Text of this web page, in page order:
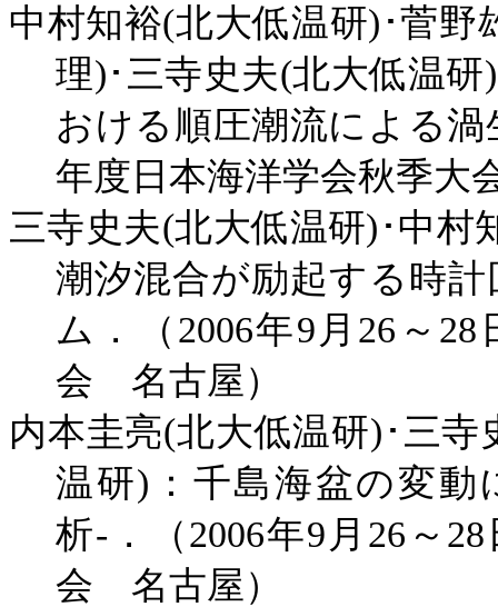
中村知裕(北大低温研) ･菅野
理)･三寺史夫(北大低温研)
おける順圧潮流による渦
年度日本海洋学会秋季
三寺史夫(北大低温研) ･中村
潮汐混合が励起する時
ム．（ 2006年9 月 26 ～ 28
会 名古屋）
内本圭亮(北大低温研) ･三寺
温研) ：千島海盆の変
析-．（2006年9 月 26 ～ 28
会 名古屋）